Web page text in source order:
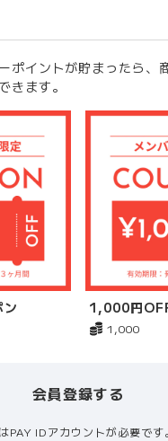
ポイントが貯まったら、
きます。
1,000円
1,000
会員登録する
PAY IDアカウントが必要です。